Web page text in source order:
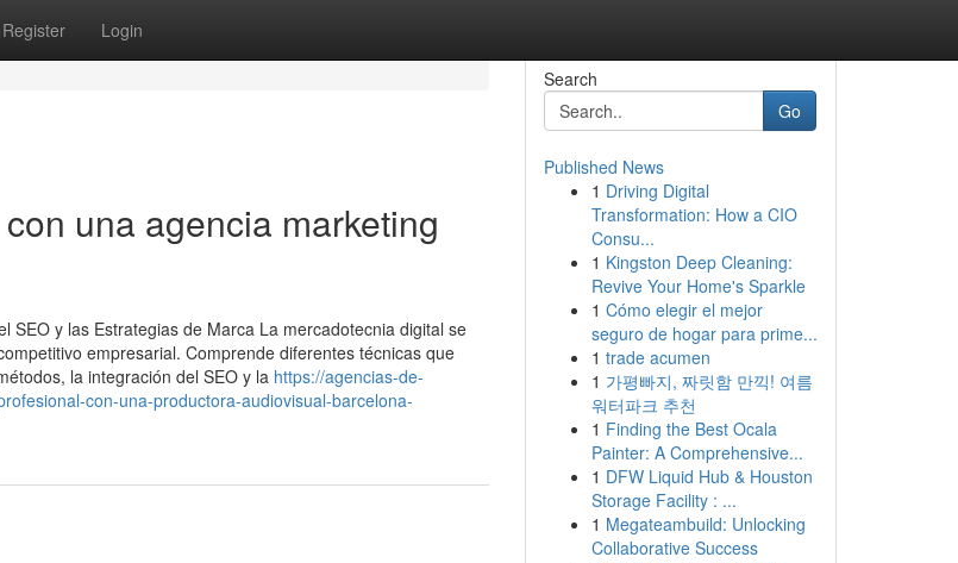
Register Login
una agencia marketing
y las Estrategias de Marca La mercadotecnia digital se
empresarial. Comprende diferentes técnicas que
la integración del SEO y la https://agencias-de-
con-una-productora-audiovisual-barcelona-
Search
Go
Published News
1 Driving Digital
Transformation: How a CIO
Consu...
1 Kingston Deep Cleaning:
Revive Your Home's Sparkle
1 Cómo elegir el mejor
seguro de hogar para prime...
1 trade acumen
1 가평빠지, 짜릿함 만끽! 여름
워터파크 추천
1 Finding the Best Ocala
Painter: A Comprehensive...
1 DFW Liquid Hub & Houston
Storage Facility : ...
1 Megateambuild: Unlocking
Collaborative Success